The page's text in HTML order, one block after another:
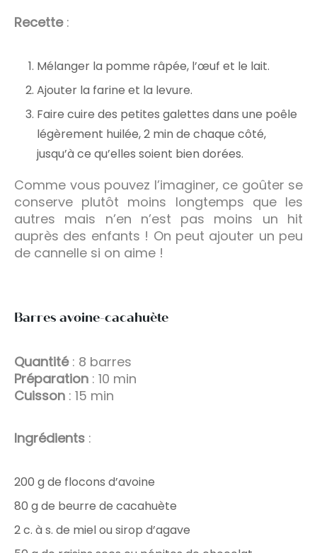
Recette:
Mélanger la pomme râpée, l’œuf et le lait.
Ajouter la farine et la levure.
Faire cuire des petites galettes dans une poêle
légèrement huilée, 2 min de chaque côté,
jusqu’à ce qu’elles soient bien dorées.
Comme vous pouvez l’imaginer, ce goûter se
conserve plutôt moins longtemps que les
autres mais n’en n’est pas moins un hit
auprès des enfants ! On peut ajouter un peu
de cannelle si on aime !
Barres avoine-cacahuète
Quantité: 8 barres
Préparation : 10 min
Cuisson : 15 min
Ingrédients :
200 g de flocons d’avoine
80 g de beurre de cacahuète
2 c. à s. de miel ou sirop d’agave